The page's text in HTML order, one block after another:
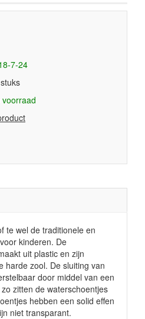
7-24
voorraad
te wel de traditionele en
kinderen. De
uit plastic en zijn
harde zool. De sluiting van
door middel van een
zitten de waterschoentjes
hebben een solid effen
niet transparant.